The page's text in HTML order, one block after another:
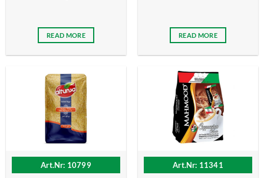
READ MORE READ MORE
Art.Nr: 10799
Art.Nr: 11341